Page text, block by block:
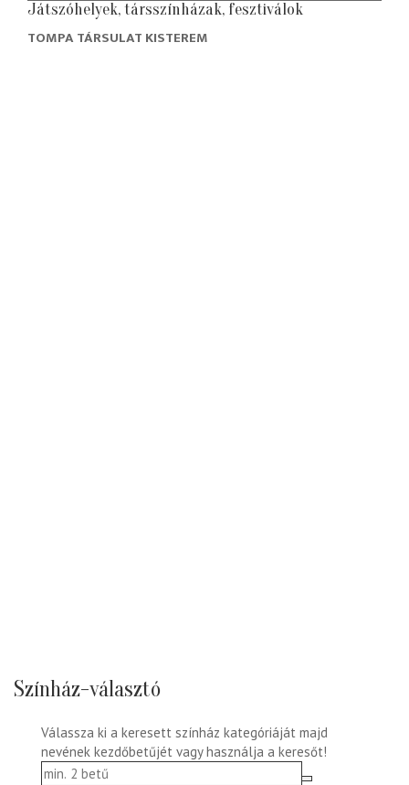
Játszóhelyek, társszínházak, fesztiválok
TOMPA TÁRSULAT KISTEREM
Színház-választó
Válassza ki a keresett színház kategóriáját majd
nevének kezdőbetűjét vagy használja a keresőt!